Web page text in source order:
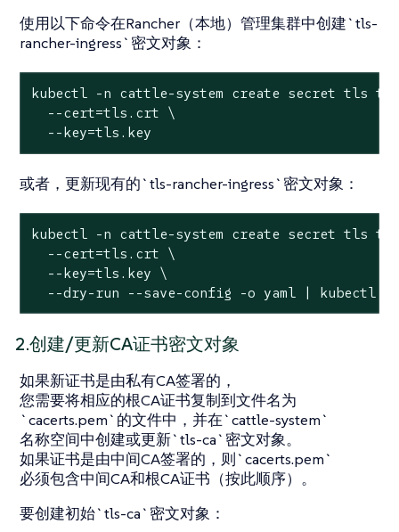
使用以下命令在Rancher（本地）管理集群中创建`tls-
rancher-ingress`密文对象：
kubectl -n cattle-system create secret tls
  --cert=tls.crt \
  --key=tls.key
或者，更新现有的`tls-rancher-ingress`密文对象：
kubectl -n cattle-system create secret tls
  --cert=tls.crt \
  --key=tls.key \
--dry-run --save-config -o yaml | kubectl
2.创建/更新CA证书密文对象
如果新证书是由私有CA签署的，
您需要将相应的根CA证书复制到文件名为
`cacerts.pem`的文件中，并在`cattle-system`
名称空间中创建或更新`tls-ca`密文对象。
如果证书是由中间CA签署的，则`cacerts.pem`
必须包含中间CA和根CA证书（按此顺序）。
要创建初始`tls-ca`密文对象：